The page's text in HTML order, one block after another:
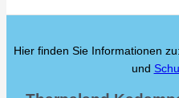
Hier finden Sie Informationen zu:
und